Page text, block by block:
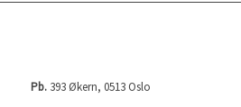
Pb. 393 Økern, 0513 Oslo